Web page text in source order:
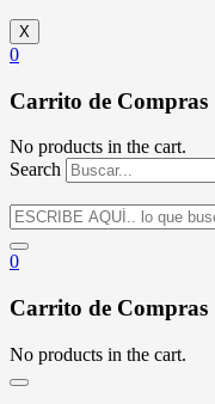
X
0
Carrito de Compras
No products in the cart.
Search
0
Carrito de Compras
No products in the cart.